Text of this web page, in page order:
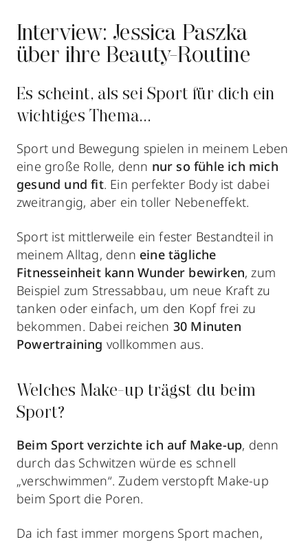
Interview: Jessica Paszka
über ihre Beauty-Routine
Es scheint, als sei Sport für dich ein
wichtiges Thema...
Sport und Bewegung spielen in meinem Leben
eine große Rolle, denn nur so fühle ich mich
gesund und fit. Ein perfekter Body ist dabei
zweitrangig, aber ein toller Nebeneffekt.
Sport ist mittlerweile ein fester Bestandteil in
meinem Alltag, denn eine tägliche
Fitnesseinheit kann Wunder bewirken, zum
Beispiel zum Stressabbau, um neue Kraft zu
tanken oder einfach, um den Kopf frei zu
bekommen. Dabei reichen 30 Minuten
Powertraining vollkommen aus.
Welches Make-up trägst du beim
Sport?
Beim Sport verzichte ich auf Make-up, denn
durch das Schwitzen würde es schnell
„verschwimmen“. Zudem verstopft Make-up
beim Sport die Poren.
Da ich fast immer morgens Sport machen,